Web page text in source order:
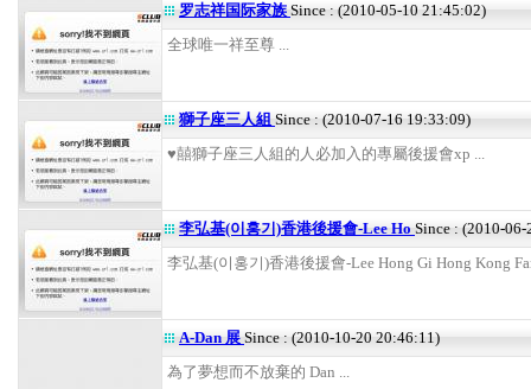
罗志祥国际家族 Since : (2010-05-10 21:45:02)
全球唯一祥至尊 ...
獅子座三人組 Since : (2010-07-16 19:33:09)
♥囍獅子座三人組的人必加入的專屬後援會xp ...
李弘基(이홍기)香港後援會-Lee Ho Since : (2010-
李弘基(이홍기)香港後援會-Lee Hong Gi Hong Kong
A-Dan 展 Since : (2010-10-20 20:46:11)
為了夢想而不放棄的 Dan ...